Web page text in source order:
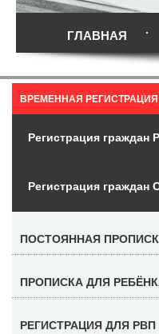
ГЛАВНАЯ
ВРЕМЕННАЯ РЕГИСТРАЦИЯ
Регистрация граждан
Регистрация граждан
ПОСТОЯННАЯ
ПРОПИСКА ДЛЯ
РЕГИСТРАЦИЯ ДЛЯ РВП